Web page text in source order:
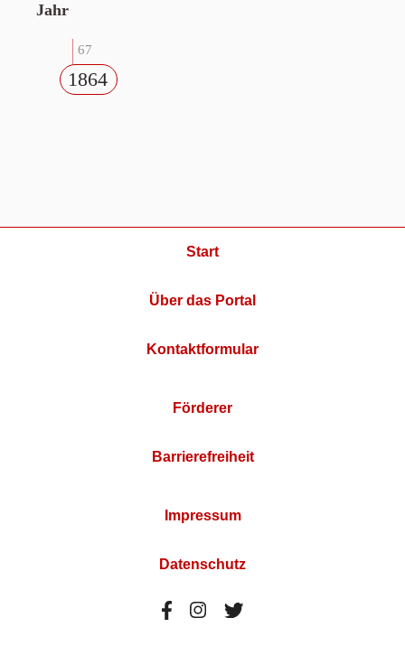
Jahr
67
1864
Start
Über das Portal
Kontaktformular
Förderer
Barrierefreiheit
Impressum
Datenschutz